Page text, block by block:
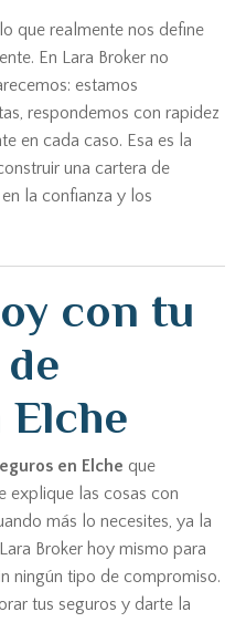
que realmente nos define
En Lara Broker no
estamos
respondemos con rapidez
en cada caso. Esa es la
una cartera de
la confianza y los
con tu
Elche
en Elche que
explique las cosas con
más lo necesites, ya la
Broker hoy mismo para
ningún tipo de compromiso.
tus seguros y darte la